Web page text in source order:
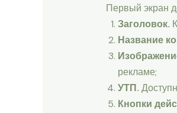
Первый экран
Заголовок.
Название
рекламе;
УТП.
Кнопки